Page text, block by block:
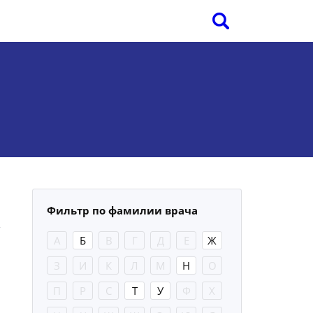
Фильтр по фамилии врача
А Б В Г Д Е
Ж
З
И К Л М Н
О
П
Р С Т У Ф
Х